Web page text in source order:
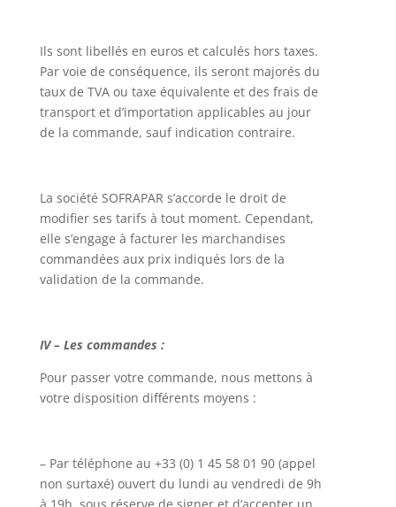
Ils sont libellés en euros et calculés hors taxes.
Par voie de conséquence, ils seront majorés du
taux de TVA ou taxe équivalente et des frais de
transport et d’importation applicables au jour
de la commande, sauf indication contraire.
La société SOFRAPAR s’accorde le droit de
modifier ses tarifs à tout moment. Cependant,
elle s’engage à facturer les marchandises
commandées aux prix indiqués lors de la
validation de la commande.
IV – Les commandes :
Pour passer votre commande, nous mettons à
votre disposition différents moyens :
– Par téléphone au +33 (0) 1 45 58 01 90 (appel
non surtaxé) ouvert du lundi au vendredi de 9h